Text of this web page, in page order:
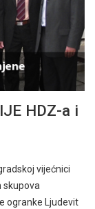
HDZ-a i
vijećnici
skupova
ogranke Ljudevit